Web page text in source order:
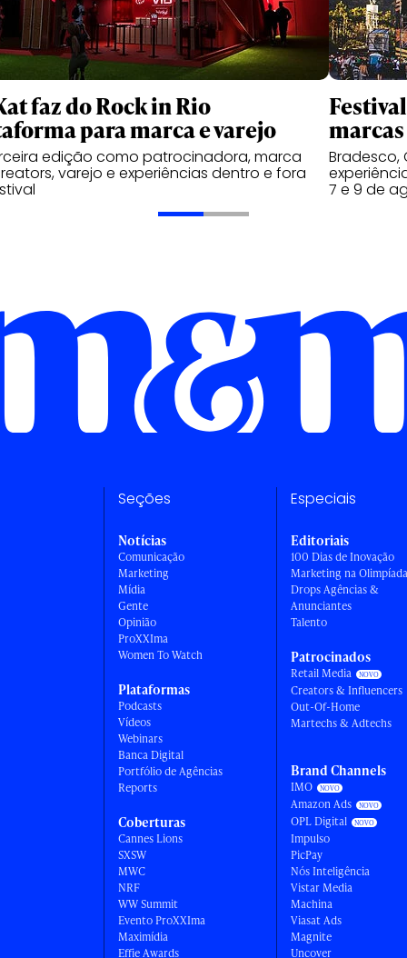
faz do Rock in Rio
para marca e varejo
edição como patrocinadora, marca
varejo e experiências dentro e fora
Bradesco,
7 e 9 de
Seções
Notícias
Comunicação
Marketing
Mídia
Gente
Opinião
ProXXIma
Women To Watch
Plataformas
Podcasts
Vídeos
Webinars
Banca Digital
Portfólio de Agências
Reports
Coberturas
Cannes Lions
SXSW
MWC
NRF
WW Summit
Evento ProXXIma
Maximídia
Effie Awards
Especiais
Editoriais
100 Dias de Inovação
Marketing na Olimpíada
Drops Agências &
Anunciantes
Talento
Patrocinados
Retail Media
Creators & Influencers
Out-Of-Home
Martechs & Adtechs
Brand Channels
IMO
Amazon Ads
OPL Digital
Impulso
PicPay
Nós Inteligência
Vistar Media
Machina
Viasat Ads
Magnite
Uncover